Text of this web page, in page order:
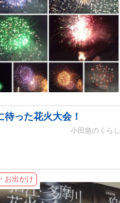
待った花火大会！
小田急のくらし
お出かけ